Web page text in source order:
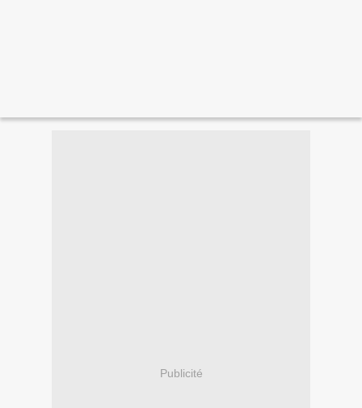
Publicité